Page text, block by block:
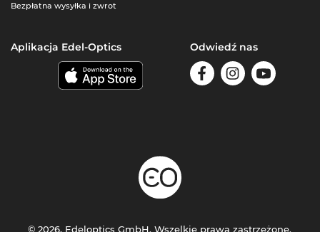
Bezpłatna wysyłka i zwrot
Aplikacja Edel-Optics Odwiedź nas
© 2026, Edeloptics GmbH. Wszelkie prawa zastrzeżone.